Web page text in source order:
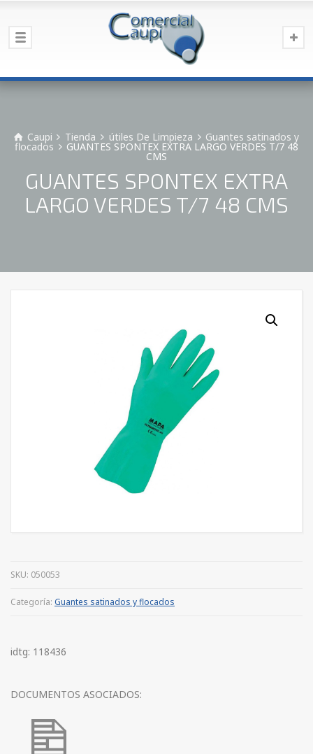
Caupi Tienda útiles De Limpieza Guantes satinados y
flocados GUANTES SPONTEX EXTRA LARGO VERDES T/7 48
CMS
GUANTES SPONTEX EXTRA
LARGO VERDES T/7 48 CMS
SKU: 050053
Categoría: Guantes satinados y flocados
idtg: 118436
DOCUMENTOS ASOCIADOS: